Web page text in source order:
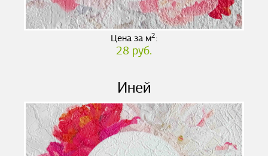
Цена за м2:
28 руб.
Иней